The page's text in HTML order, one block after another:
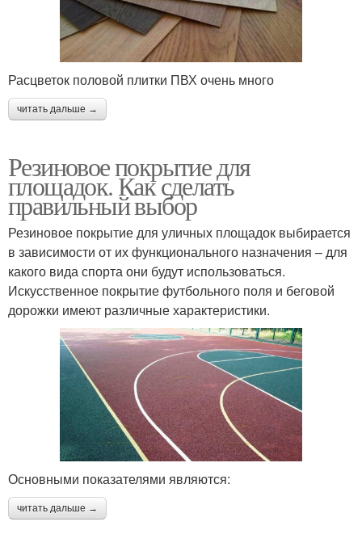
Расцветок половой плитки ПВХ очень много
читать дальше →
Резиновое покрытие для
площадок. Как сделать
правильный выбор
Резиновое покрытие для уличных площадок выбирается
в зависимости от их функционального назначения – для
какого вида спорта они будут использоваться.
Искусственное покрытие футбольного поля и беговой
дорожки имеют различные характеристики.
Основными показателями являются:
читать дальше →